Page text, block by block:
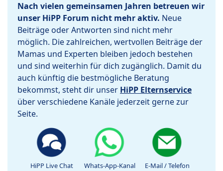
Nach vielen gemeinsamen Jahren betreuen wir
unser HiPP Forum nicht mehr aktiv. Neue
Beiträge oder Antworten sind nicht mehr
möglich. Die zahlreichen, wertvollen Beiträge der
Mamas und Experten bleiben jedoch bestehen
und sind weiterhin für dich zugänglich. Damit du
auch künftig die bestmögliche Beratung
bekommst, steht dir unser HiPP Elternservice
über verschiedene Kanäle jederzeit gerne zur
Seite.
HiPP Live Chat Whats-App-Kanal E-Mail / Telefon